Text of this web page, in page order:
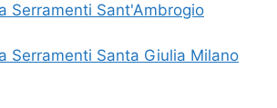
Serramenti Sant'Ambrogio
Serramenti Santa Giulia Milano